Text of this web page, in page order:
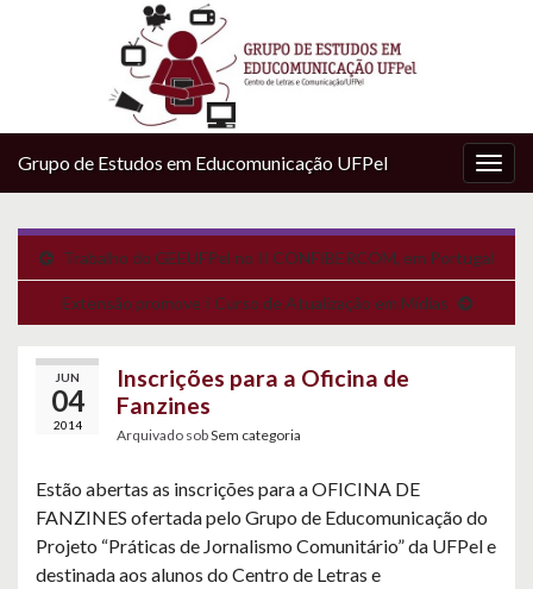
Grupo de Estudos em Educomunicação UFPel
Trabalho do GEEUFPel no II CONFIBERCOM, em Portugal
Extensão promove I Curso de Atualização em Mídias
JUN
04
2014
Inscrições para a Oficina de
Fanzines
Arquivado sobSem categoria
Estão abertas as inscrições para a OFICINA DE
FANZINES ofertada pelo Grupo de Educomunicação do
Projeto “Práticas de Jornalismo Comunitário” da UFPel e
destinada aos alunos do Centro de Letras e